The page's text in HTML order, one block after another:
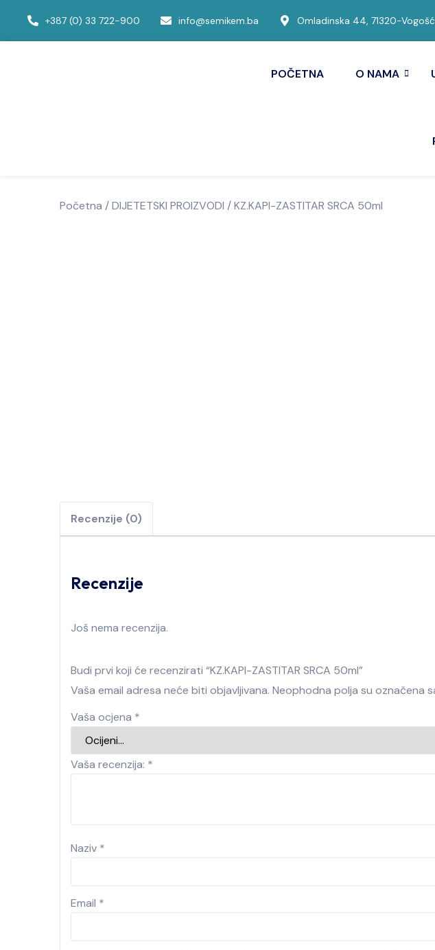
+387 (0) 33 722-900 info@semikem.ba Omladinska 44, 71320-
POČETNA O NAMA
Početna /DIJETETSKI PROIZVODI / KZ.KAPI-ZASTITAR SRCA 50ml
Recenzije (0)
Recenzije
Još nema recenzija.
Budi prvi koji će recenzirati “KZ.KAPI-ZASTITAR SRCA 50ml”
Vaša email adresa neće biti objavljivana. Neophodna polja su označena
Vaša ocjena *
Vaša recenzija: *
Naziv *
Email *